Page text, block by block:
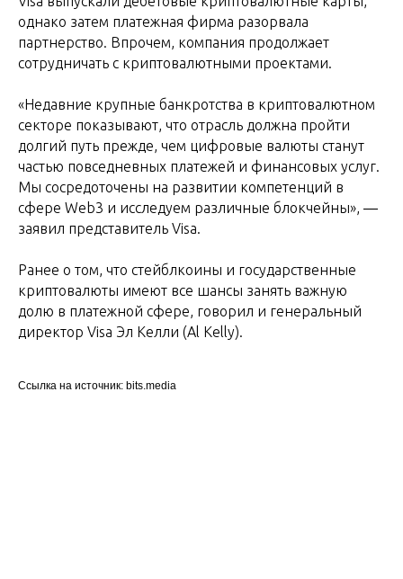
однако затем платежная фирма разорвала
партнерство. Впрочем, компания продолжает
сотрудничать с криптовалютными проектами.
«Недавние крупные банкротства в криптовалютном
секторе показывают, что отрасль должна пройти
долгий путь прежде, чем цифровые валюты станут
частью повседневных платежей и финансовых услуг.
Мы сосредоточены на развитии компетенций в
сфере Web3 и исследуем различные блокчейны», ―
заявил представитель Visa.
Ранее о том, что стейблкоины и государственные
криптовалюты имеют все шансы занять важную
долю в платежной сфере, говорил и генеральный
директор Visa Эл Келли (Al Kelly).
Ссылка на источник: bits.media